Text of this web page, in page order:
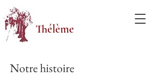
Thélème
Notre histoire